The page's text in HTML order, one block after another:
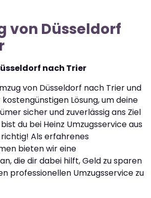
von Düsseldorf
nach Trier
von Düsseldorf nach Trier und
Lösung, um deine
sicher und zuverlässig ans Ziel
du bei Heinz Umzugsservice aus
Als erfahrenes
bieten wir eine
die dir dabei hilft, Geld zu sparen
professionellen Umzugsservice zu